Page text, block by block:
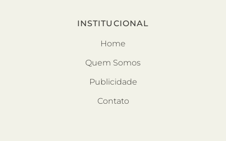
INSTITUCIONAL
Home
Quem Somos
Publicidade
Contato